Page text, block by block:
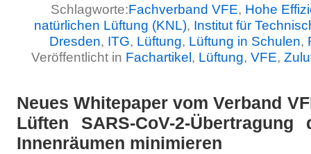
Schlagworte:Fachverband VFE, Hohe
natürlichen Lüftung (KNL), Institut für
Dresden, ITG, Lüftung, Lüftung in Schulen,
Veröffentlicht in Fachartikel, Lüftung, VFE,
Neues Whitepaper vom Verband
Lüften SARS-CoV-2-
Innenräumen minimieren